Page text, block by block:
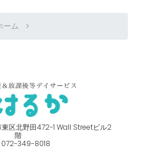
ーム
区北野⽥472-1 Wall Streetビル2
階
072-349-8018